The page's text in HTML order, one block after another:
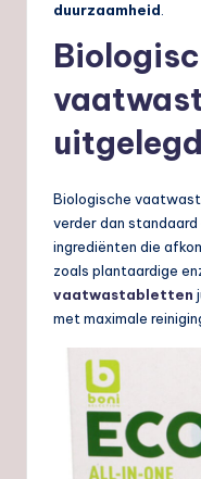
duurzaamheid
uitgelegd
Biologische
verder dan
ingrediënten die
zoals plantaardige
vaatwastabletten
met maximale